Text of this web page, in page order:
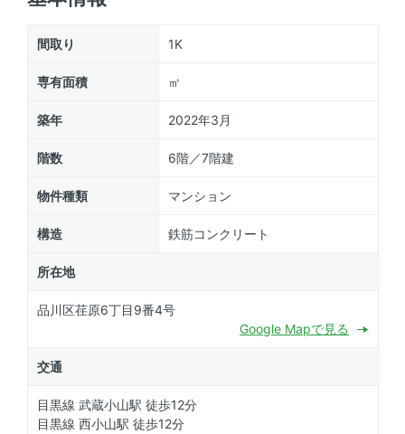
間取り 1K
専有面積 ㎡
築年 2022年3月
階数 6階／7階建
物件種類 マンション
構造 鉄筋コンクリート
所在地
品川区荏原6丁目9番4号
Google Mapで見る
交通
目黒線 武蔵小山駅 徒歩12分
目黒線 西小山駅 徒歩12分